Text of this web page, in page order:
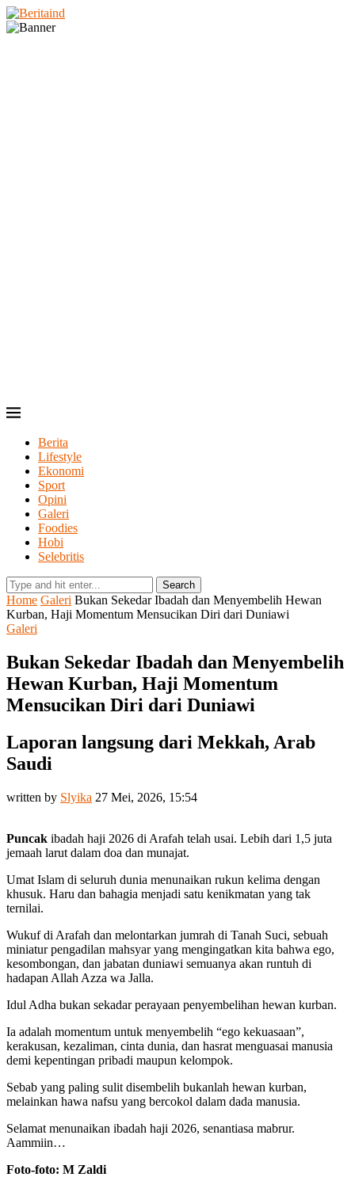
Berita
Lifestyle
Ekonomi
Sport
Opini
Galeri
Foodies
Hobi
Selebritis
Search
Home Galeri Bukan Sekedar Ibadah dan Menyembelih Hewan
Kurban, Haji Momentum Mensucikan Diri dari Duniawi
Galeri
Bukan Sekedar Ibadah dan Menyembelih
Hewan Kurban, Haji Momentum
Mensucikan Diri dari Duniawi
Laporan langsung dari Mekkah, Arab
Saudi
written by Slyika 27 Mei, 2026, 15:54
Puncak ibadah haji 2026 di Arafah telah usai. Lebih dari 1,5 juta
jemaah larut dalam doa dan munajat.
Umat Islam di seluruh dunia menunaikan rukun kelima dengan
khusuk. Haru dan bahagia menjadi satu kenikmatan yang tak
ternilai.
Wukuf di Arafah dan melontarkan jumrah di Tanah Suci, sebuah
miniatur pengadilan mahsyar yang mengingatkan kita bahwa ego,
kesombongan, dan jabatan duniawi semuanya akan runtuh di
hadapan Allah Azza wa Jalla.
Idul Adha bukan sekadar perayaan penyembelihan hewan kurban.
Ia adalah momentum untuk menyembelih “ego kekuasaan”,
kerakusan, kezaliman, cinta dunia, dan hasrat menguasai manusia
demi kepentingan pribadi maupun kelompok.
Sebab yang paling sulit disembelih bukanlah hewan kurban,
melainkan hawa nafsu yang bercokol dalam dada manusia.
Selamat menunaikan ibadah haji 2026, senantiasa mabrur.
Aammiin…
Foto-foto: M Zaldi